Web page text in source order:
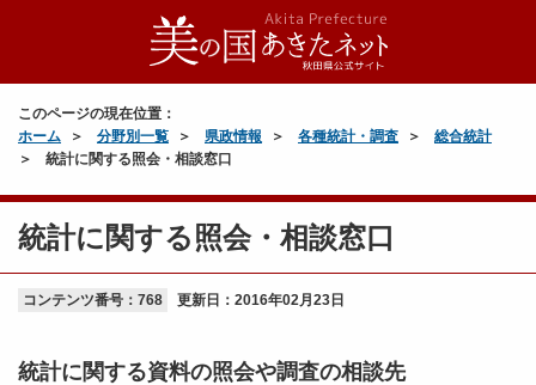
このページの現在位置：
ホーム
分野別一覧 県政情報 各種統計・調査
総合統計
統計に関する照会・相談窓口
統計に関する照会・相談窓口
コンテンツ番号：768 更新日： 2016年02月23日
統計に関する資料の照会や調査の相談先